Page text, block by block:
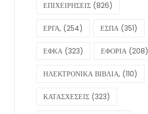
ΕΠΙΧΕΙΡΗΣΕΙΣ (826)
ΕΡΓΑ, (254) ΕΣΠΑ (351)
ΕΦΚΑ (323) ΕΦΟΡΙΑ (208)
ΗΛΕΚΤΡΟΝΙΚΑ ΒΙΒΛΙΑ, (110)
ΚΑΤΑΣΧΕΣΕΙΣ (323)